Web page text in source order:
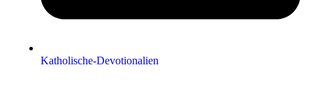
Katholische-Devotionalien